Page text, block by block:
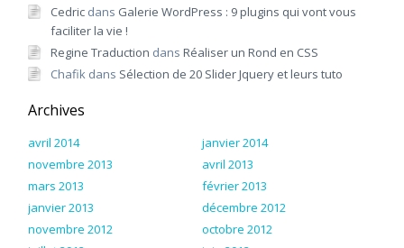
Cedric dans Galerie WordPress : 9 plugins qui vont vous
faciliter la vie !
Regine Traduction dansRéaliser un Rond en CSS
Chafik dans Sélection de 20 Slider Jquery et leurs tuto
Archives
avril 2014
janvier 2014
novembre 2013
avril 2013
mars 2013
février 2013
janvier 2013
décembre 2012
novembre 2012
octobre 2012